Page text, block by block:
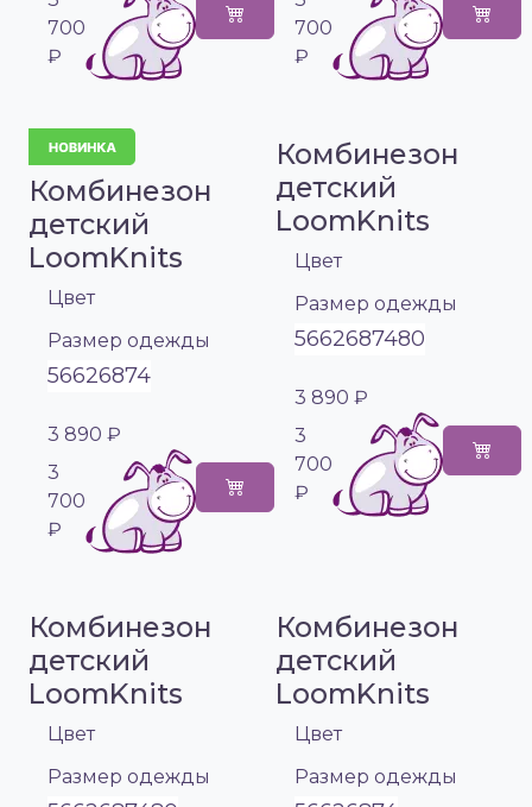
700
₽
700
₽
Комбинезон
детский
LoomKnits
Цвет
Размер одежды
56626874
3 890 ₽
3
700
₽
Комбинезон
детский
LoomKnits
Цвет
Размер одежды
5662687480
3 890 ₽
3
700
₽
Комбинезон
детский
LoomKnits
Цвет
Размер одежды
Комбинезон
детский
LoomKnits
Цвет
Размер одежды